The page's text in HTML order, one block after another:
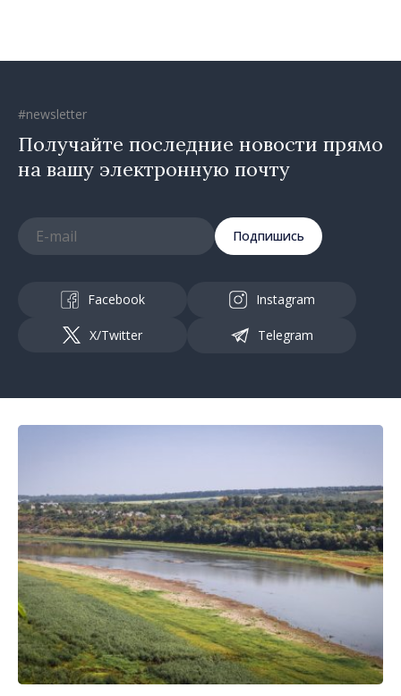
#newsletter
Получайте последние новости прямо
на вашу электронную почту
Подпишись
Facebook Instagram
X/Twitter Telegram